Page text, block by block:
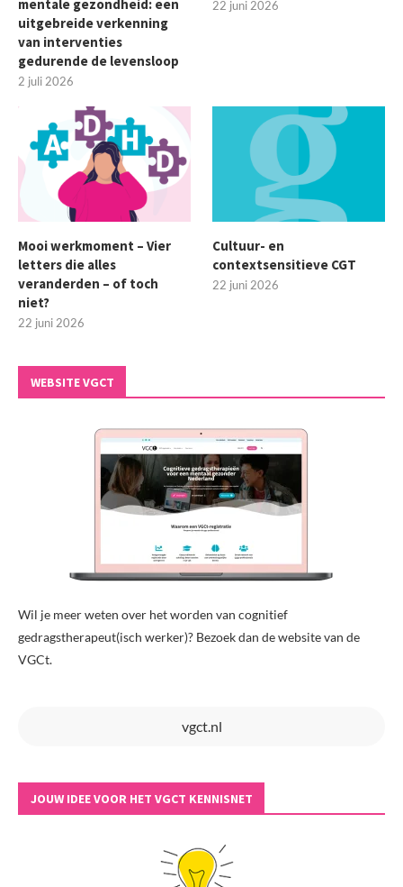
mentale gezondheid: een
uitgebreide verkenning
van interventies
gedurende de levensloop
2 juli 2026
22 juni 2026
Mooi werkmoment – Vier
letters die alles
veranderden – of toch
niet?
22 juni 2026
Cultuur- en
contextsensitieve CGT
22 juni 2026
WEBSITE VGCT
Wil je meer weten over het worden van cognitief
gedragstherapeut(isch werker)? Bezoek dan de website van de
VGCt.
vgct.nl
JOUW IDEE VOOR HET VGCT KENNISNET